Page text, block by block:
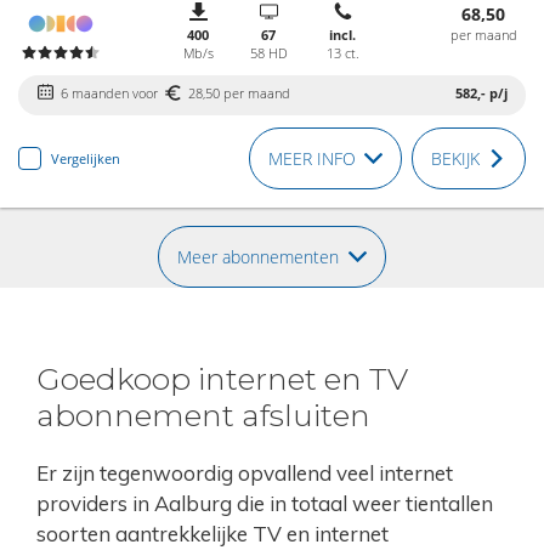
400
Mb/s
67
58 HD
incl.
13 ct.
68,50
per maand
6 maanden voor 28,50 per maand 582,- p/j
Vergelijken MEER INFO BEKIJK
Meer abonnementen
Goedkoop internet en TV
abonnement afsluiten
Er zijn tegenwoordig opvallend veel internet
providers in Aalburg die in totaal weer tientallen
soorten aantrekkelijke TV en internet